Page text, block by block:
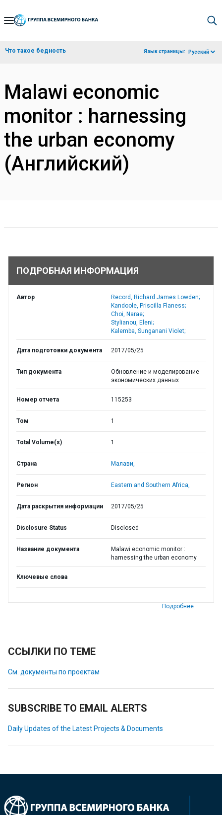
Skip
Navigation
Что такое бедность Язык страницы: Русский
Malawi economic
monitor : harnessing
the urban economy
(Английский)
ПОДРОБНАЯ ИНФОРМАЦИЯ
Автор
Record, Richard James Lowden;
Kandoole, Priscilla Flaness;
Choi, Narae;
Stylianou, Eleni;
Kalemba, Sunganani Violet;
Дата подготовки документа 2017/05/25
Тип документа
Обновление и моделирование
экономических данных
Номер отчета 115253
Том 1
Total Volume(s) 1
Страна Малави,
Регион Eastern and Southern Africa,
Дата раскрытия информации 2017/05/25
Disclosure Status Disclosed
Название документа
Malawi economic monitor :
harnessing the urban economy
Ключевые слова
Подробнее
ССЫЛКИ ПО ТЕМЕ
См. документы по проектам
SUBSCRIBE TO EMAIL ALERTS
Daily Updates of the Latest Projects & Documents